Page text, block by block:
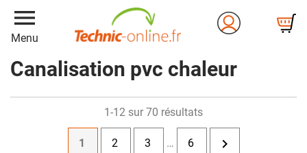
menu
Menu
Canalisation pvc chaleur
1-12 sur 70 résultats
1 2 3 … 6 